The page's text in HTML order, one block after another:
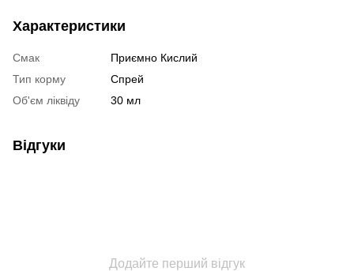
Характеристики
Смак
Приємно Кислий
Тип корму
Спрей
Об'єм ліквіду
30 мл
Відгуки
Додайте перший відгук